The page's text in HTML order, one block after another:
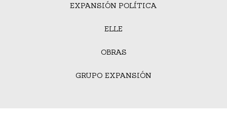
EXPANSIÓN POLÍTICA
ELLE
OBRAS
GRUPO EXPANSIÓN